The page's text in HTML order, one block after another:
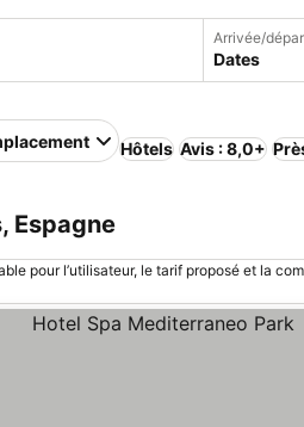
Arrivée/
Dates
Hôtels Avis : 8,0+
Espagne
pour l’utilisateur, le tarif proposé et la